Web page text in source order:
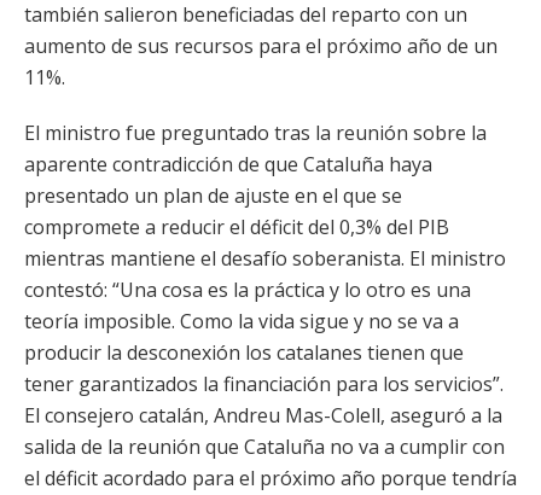
también salieron beneficiadas del reparto con un
aumento de sus recursos para el próximo año de un
11%.
El ministro fue preguntado tras la reunión sobre la
aparente contradicción de que Cataluña haya
presentado un plan de ajuste en el que se
compromete a reducir el déficit del 0,3% del PIB
mientras mantiene el desafío soberanista. El ministro
contestó: “Una cosa es la práctica y lo otro es una
teoría imposible. Como la vida sigue y no se va a
producir la desconexión los catalanes tienen que
tener garantizados la financiación para los servicios”.
El consejero catalán, Andreu Mas-Colell, aseguró a la
salida de la reunión que Cataluña no va a cumplir con
el déficit acordado para el próximo año porque tendría